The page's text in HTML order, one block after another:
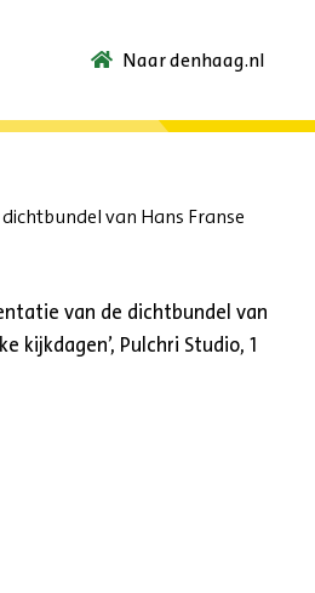
Naar denhaag.nl
van Hans Franse
van de dichtbundel van
kijkdagen’, Pulchri Studio, 1